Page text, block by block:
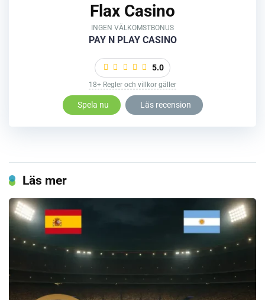
Flax Casino
INGEN VÄLKOMSTBONUS
PAY N PLAY CASINO
5.0
18+ Regler och villkor gäller
Spela nu Läs recension
Läs mer